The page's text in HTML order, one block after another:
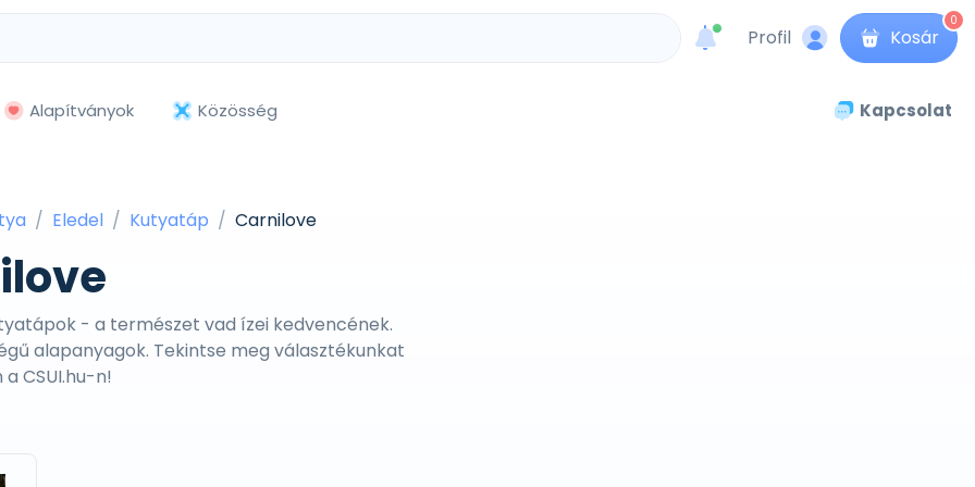
unread messages
Profil Kosár
0
Alapítványok Közösség Kapcsolat
Eledel Kutyatáp Carnilove
- a természet vad ízei kedvencének.
alapanyagok. Tekintse meg választékunkat
CSUI.hu-n!